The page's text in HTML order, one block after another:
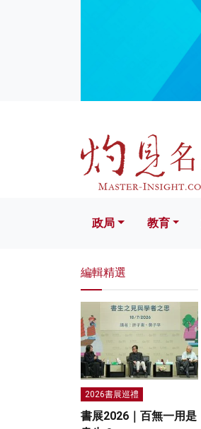
文化
政局 教育
編輯精選
2026書展巡禮
書展2026｜百無一用是